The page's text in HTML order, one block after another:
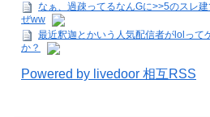
なぁ、過疎ってるなんGに>>5のスレ
ぜww
最近釈迦とかいう人気配信者がlolって
か？
Powered by livedoor 相互RSS